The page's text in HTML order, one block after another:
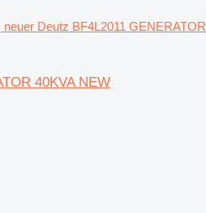
neuer Deutz BF4L2011 GENERATOR
40KVA NEW